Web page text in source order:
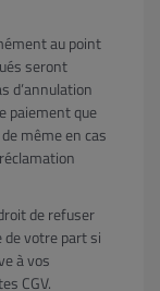
au point
seront
d’annulation
paiement que
même en cas
de refuser
votre part si
à vos
CGV.